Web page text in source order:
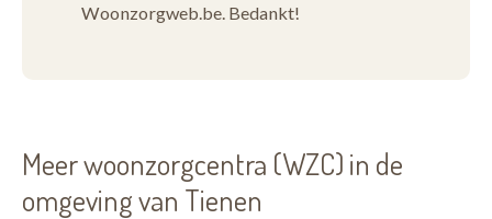
Woonzorgweb.be. Bedankt!
Meer woonzorgcentra (WZC) in de
omgeving van Tienen